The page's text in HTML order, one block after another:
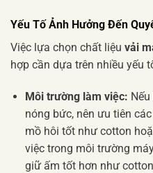
Yếu Tố Ảnh Hưởng Đến
Việc lựa chọn chất liệu vải
hợp cần dựa trên nhiều yếu
Môi trường làm việc:
nóng bức, nên ưu tiên
mồ hôi tốt như cotton
việc trong môi trường
giữ ấm tốt hơn như